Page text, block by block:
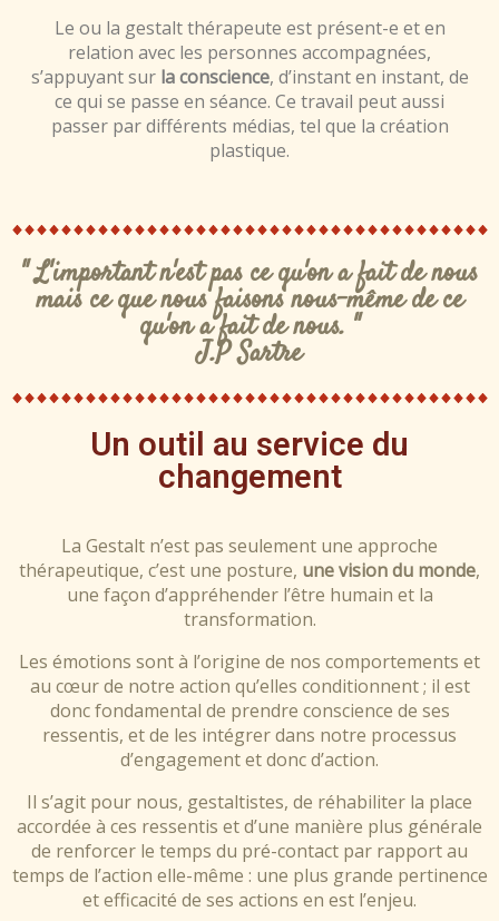
Le ou la gestalt thérapeute est présent-e et en
relation avec les personnes accompagnées,
s’appuyant sur la conscience, d’instant en instant, de
ce qui se passe en séance. Ce travail peut aussi
passer par différents médias, tel que la création
plastique.
" L'important n'est pas ce qu'on a fait de nous
mais ce que nous faisons nous-même de ce
qu'on a fait de nous. "
J.P Sartre
Un outil au service du
changement
La Gestalt n’est pas seulement une approche
thérapeutique, c’est une posture, une vision du monde,
une façon d’appréhender l’être humain et la
transformation.
Les émotions sont à l’origine de nos comportements et
au cœur de notre action qu’elles conditionnent ; il est
donc fondamental de prendre conscience de ses
ressentis, et de les intégrer dans notre processus
d’engagement et donc d’action.
Il s’agit pour nous, gestaltistes, de réhabiliter la place
accordée à ces ressentis et d’une manière plus générale
de renforcer le temps du pré-contact par rapport au
temps de l’action elle-même : une plus grande pertinence
et efficacité de ses actions en est l’enjeu.